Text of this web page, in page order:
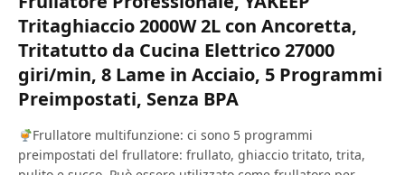
Tritaghiaccio 2000W 2L con Ancoretta,
Tritatutto da Cucina Elettrico 27000
giri/min, 8 Lame in Acciaio, 5 Programmi
Preimpostati, Senza BPA
Frullatore multifunzione: ci sono 5 programmi
preimpostati del frullatore: frullato, ghiaccio tritato, trita,